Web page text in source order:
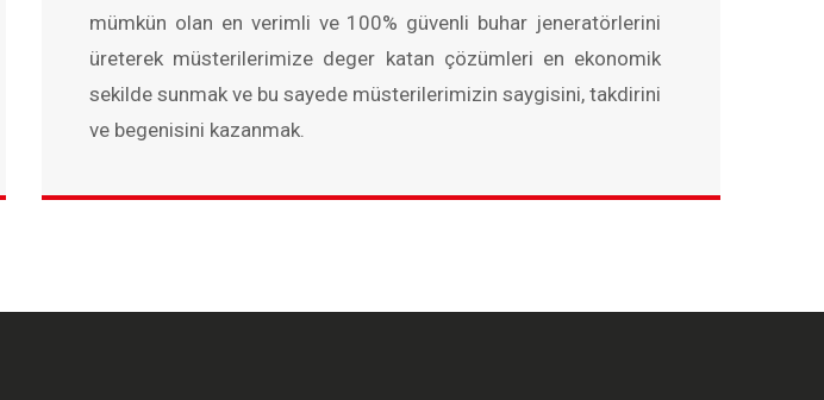
mümkün olan en verimli ve 100% güvenli buhar jeneratörlerini
üreterek müsterilerimize deger katan çözümleri en ekonomik
sekilde sunmak ve bu sayede müsterilerimizin saygisini, takdirini
ve begenisini kazanmak.